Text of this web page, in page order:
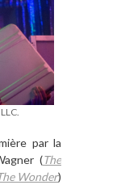
ère par la
(The
Wonder)